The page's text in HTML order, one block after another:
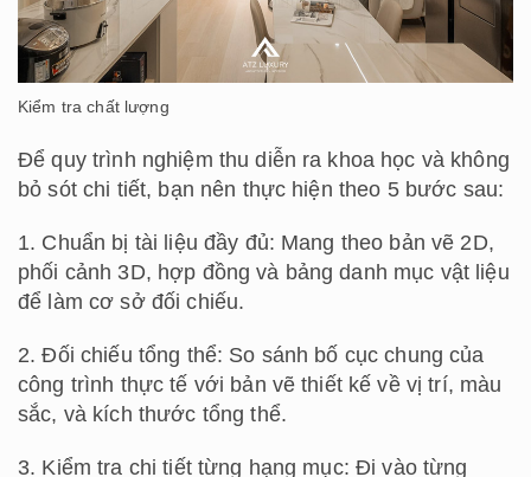
Kiểm tra chất lượng
Để quy trình nghiệm thu diễn ra khoa học và không
bỏ sót chi tiết, bạn nên thực hiện theo 5 bước sau:
1. Chuẩn bị tài liệu đầy đủ: Mang theo bản vẽ 2D,
phối cảnh 3D, hợp đồng và bảng danh mục vật liệu
để làm cơ sở đối chiếu.
2. Đối chiếu tổng thể: So sánh bố cục chung của
công trình thực tế với bản vẽ thiết kế về vị trí, màu
sắc, và kích thước tổng thể.
3. Kiểm tra chi tiết từng hạng mục: Đi vào từng